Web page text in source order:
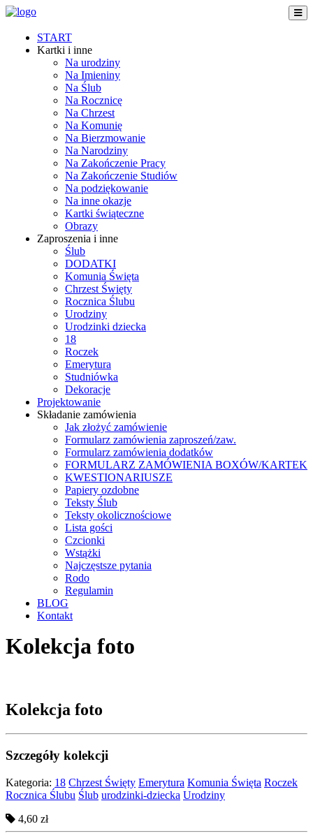
START
Kartki i inne
Na urodziny
Na Imieniny
Na Ślub
Na Rocznicę
Na Chrzest
Na Komunię
Na Bierzmowanie
Na Narodziny
Na Zakończenie Pracy
Na Zakończenie Studiów
Na podziękowanie
Na inne okazje
Kartki świąteczne
Obrazy
Zaproszenia i inne
Ślub
DODATKI
Komunia Święta
Chrzest Święty
Rocznica Ślubu
Urodziny
Urodzinki dziecka
18
Roczek
Emerytura
Studniówka
Dekoracje
Projektowanie
Składanie zamówienia
Jak złożyć zamówienie
Formularz zamówienia zaproszeń/zaw.
Formularz zamówienia dodatków
FORMULARZ ZAMÓWIENIA BOXÓW/KARTEK
KWESTIONARIUSZE
Papiery ozdobne
Teksty Ślub
Teksty okolicznościowe
Lista gości
Czcionki
Wstążki
Najczęstsze pytania
Rodo
Regulamin
BLOG
Kontakt
Kolekcja foto
Kolekcja foto
Szczegóły kolekcji
Kategoria: 18 Chrzest Święty Emerytura Komunia Święta Roczek
Rocznica Ślubu Ślub urodzinki-dziecka Urodziny
4,60 zł